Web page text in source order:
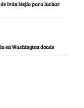
Iván Mejía para luchar
en Washington donde